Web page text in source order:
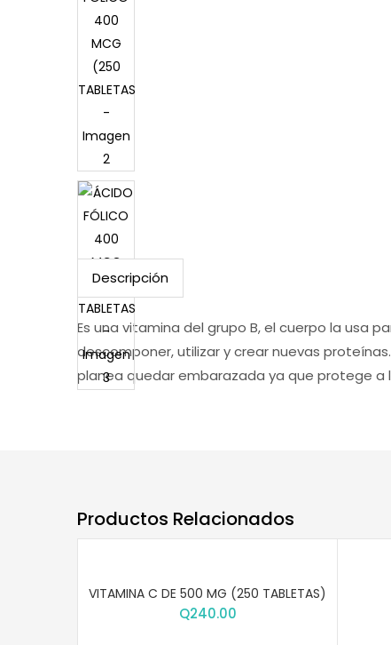
Descripción
Es una vitamina del grupo B, el cuerpo la usa
descomponer, utilizar y crear nuevas
planea quedar embarazada ya que protege
Productos Relacionados
VITAMINA C DE 500 MG (250 TABLETAS)
Q240.00